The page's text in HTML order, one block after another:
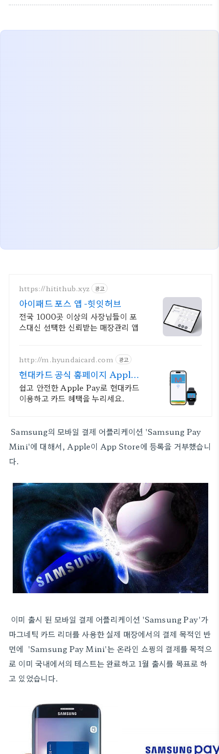
https://hitithub.xyz 광고
아이패드 포스 앱 -힛잇허브
전국 1000곳 이상의 사장님들이 포
스대신 선택한 신뢰받는 매장관리 앱
http://m.hyundaicard.com 광고
현대카드 공식 홈페이지 Apple
Pay 이용안내
쉽고 안전한 Apple Pay로 현대카드
이용하고 카드 혜택을 누리세요.
Samsung의 모바일 결제 어플리케이션 'Samsung Pay
Mini'에 대해서, Apple이 App Store에 등록을 거부했습니
다.
이미 출시 된 모바일 결제 어플리케이션 'Samsung Pay'가
마그네틱 카드 리더를 사용한 실제 매장에서의 결제 목적인 반
면에 'Samsung Pay Mini'는 온라인 쇼핑의 결제를 목적으
로 이미 국내에서의 테스트는 완료하고 1월 출시를 목표로 하
고 있었습니다.